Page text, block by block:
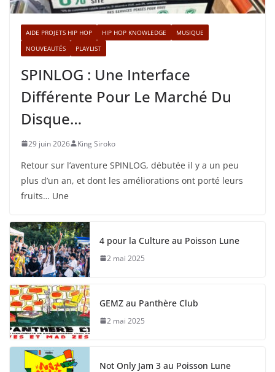
AIDE PROJETS HIP HOP HIP HOP KNOWLEDGE
MUSIQUE
NOUVEAUTÉS
PLAYLIST
SPINLOG : Une Interface
Différente Pour Le Marché Du
Disque…
29 juin 2026 King Siroko
Retour sur l’aventure SPINLOG, débutée il y a un peu
plus d’un an, et dont les améliorations ont porté leurs
fruits… Une
4 pour la Culture au Poisson Lune
2 mai 2025
GEMZ au Panthère Club
2 mai 2025
Not Only Jam 3 au Poisson Lune